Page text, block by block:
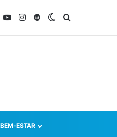
FacebookYouTubeInstagram
SpotifySwitch skin
BEM-ESTAR